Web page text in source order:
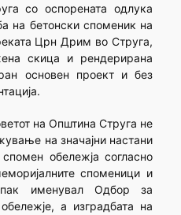
со оспорената одлука
на бетонски споменик на
Црн Дрим во Струга,
скица и рендерирана
основен проект и без
на Општина Струга не
на значајни настани
обележја согласно
споменици и
пак именувал Одбор за
а изградбата на